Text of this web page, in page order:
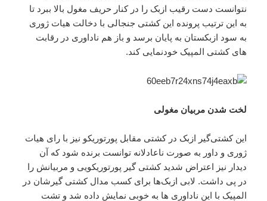
نتوانست دست رقیب ازبک را در کنار حریف مغول بالا ببرد تا
به این ترتیب پرونده این کشتی جنجالی با دخالت هیات ژوری
به سود ازبکستان به پایان برسد و باز هم ناداوری در رقابت
های کشتی المپیک خودنمایی کند.
لخت شدن مربیان مغولی
این کشتی‌گیر ازبک در کشتی‌ مقابل پورتوریکو نیز با رای هیات
ژوری و داور به صورت ناعادلانه توانست برنده شود که آن
دیدار نیز اعتراض شدید کشتی گیر پورتوریکویی و مربیانش را
در پی داشت. لابی ازبک‌ها برای کسب مدال کشتی گیرشان در
المپیک با این ناداوری ها به خوبی نمایش داده شد و تشت